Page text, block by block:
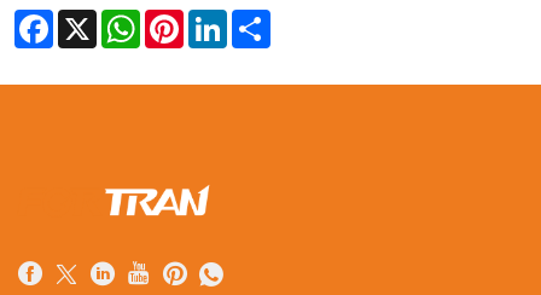
Facebook
X WhatsAppPinterestLinkedIn